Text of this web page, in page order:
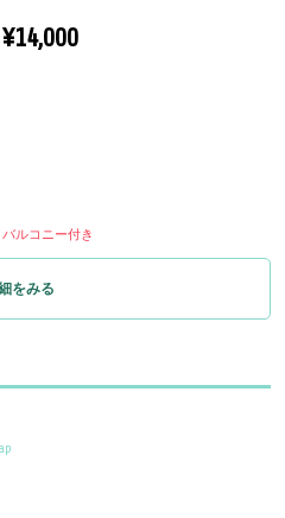
ルコニー付き
をみる